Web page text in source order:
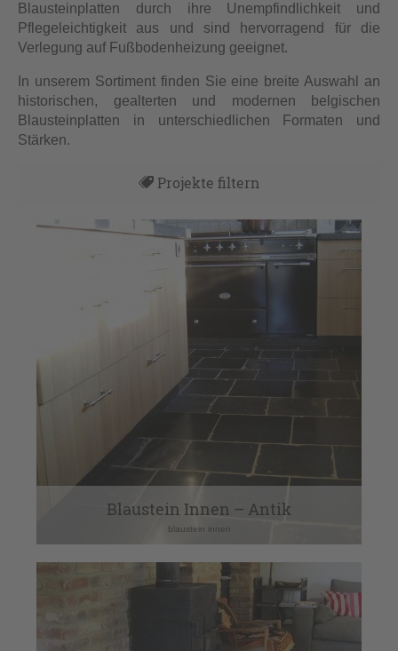
Blausteinplatten durch ihre Unempfindlichkeit und
Pflegeleichtigkeit aus und sind hervorragend für die
Verlegung auf Fußbodenheizung geeignet.
In unserem Sortiment finden Sie eine breite Auswahl an
historischen, gealterten und modernen belgischen
Blausteinplatten in unterschiedlichen Formaten und
Stärken.
Projekte filtern
Alles
Blaustein Innen – Antik
blaustein innen